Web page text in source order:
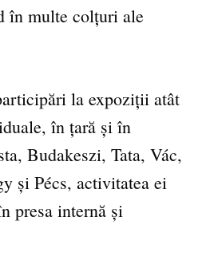
în multe colțuri ale
la expoziții atât
în țară și în
Budakeszi, Tata, Vác,
și Pécs, activitatea ei
presa internă și